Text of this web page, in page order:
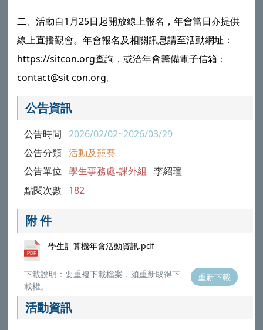
二、活動自1月25日起開放線上報名，年會當日亦提供
線上直播觀會。年會報名及相關訊息請至活動網址：
https://sitcon.org查詢，或洽年會籌備電子信箱：
contact@sit con.org。
公告資訊
公告時間 2026/02/02~2026/03/29
公告分類 活動及競賽
公告單位 學生事務處-課外組 李紹瑄
點閱次數 182
附 件
學生計算機年會活動資訊.pdf
下載說明：要重複下載檔案，須重新取得下
載權。
重新下載
活動資訊